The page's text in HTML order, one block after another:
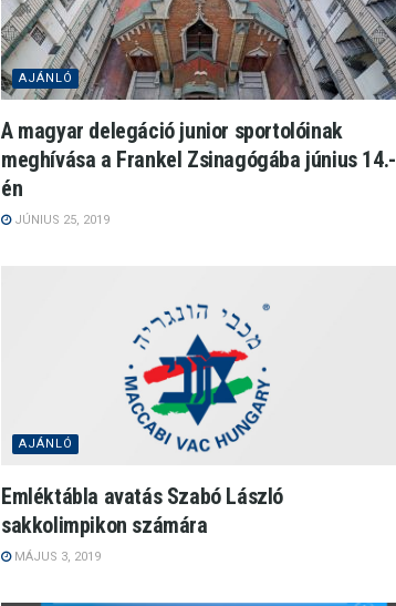
AJÁNLÓ
A magyar delegáció junior sportolóinak
meghívása a Frankel Zsinagógába június 14.-
én
JÚNIUS 25, 2019
AJÁNLÓ
Emléktábla avatás Szabó László
sakkolimpikon számára
MÁJUS 3, 2019